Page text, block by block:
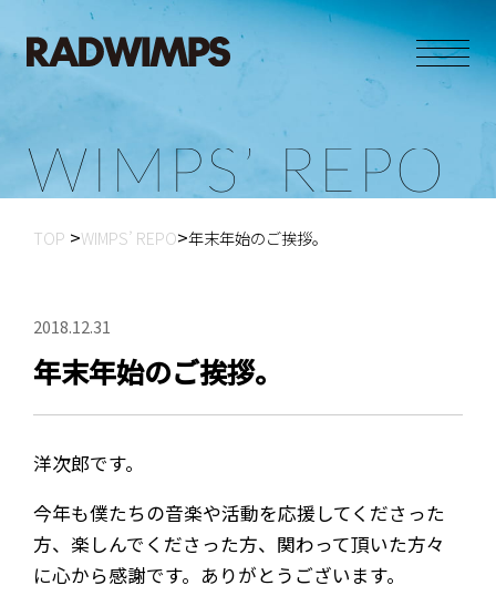
W M PS’ RE PO
TOP WIMPS’ REPO 年末年始のご挨拶。
2018.12.31
年末年始のご挨拶。
洋次郎です。
今年も僕たちの音楽や活動を応援してくださった
方、楽しんでくださった方、関わって頂いた方々
に心から感謝です。ありがとうございます。